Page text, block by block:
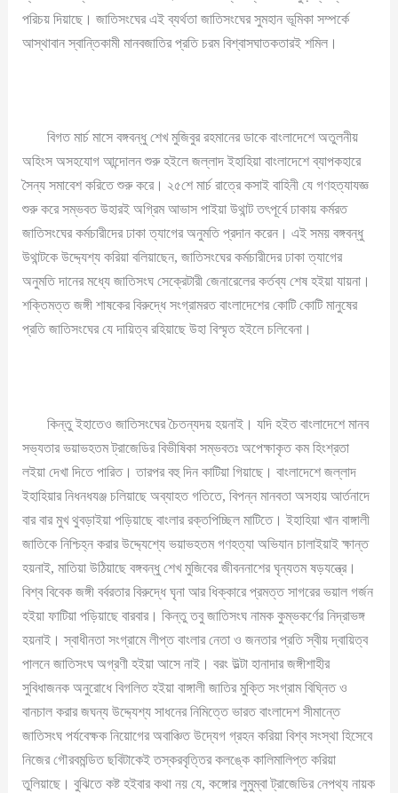
পরিচয় দিয়াছে। জাতিসংঘের এই ব্যর্থতা জাতিসংঘের সুমহান ভূমিকা সম্পর্কে
আস্থাবান স্বান্তিকামী মানবজাতির প্রতি চরম বিশ্বাসঘাতকতারই শমিল।
বিগত মার্চ মাসে বঙ্গবন্ধু শেখ মুজিবুর রহমানের ডাকে বাংলাদেশে অতুলনীয়
অহিংস অসহযোগ আন্দোলন শুরু হইলে জল্লাদ ইহাহিয়া বাংলাদেশে ব্যাপকহারে
সৈন্য সমাবেশ করিতে শুরু করে। ২৫শে মার্চ রাত্রে কসাই বাহিনী যে গণহত্যাযজ্ঞ
শুরু করে সম্ভবত উহারই অগ্রিম আভাস পাইয়া উথান্ট তৎপূর্বে ঢাকায় কর্মরত
জাতিসংঘের কর্মচারীদের ঢাকা ত্যাগের অনুমতি প্রদান করেন। এই সময় বঙ্গবন্ধু
উথান্টকে উদ্দ্যেশ্য করিয়া বলিয়াছেন, জাতিসংঘের কর্মচারীদের ঢাকা ত্যাগের
অনুমতি দানের মধ্যে জাতিসংঘ সেক্রেটারী জেনারেলের কর্তব্য শেষ হইয়া যায়না।
শক্তিমত্ত জঙ্গী শাষকের বিরুদ্ধে সংগ্রামরত বাংলাদেশের কোটি কোটি মানুষের
প্রতি জাতিসংঘের যে দায়িত্ব রহিয়াছে উহা বিস্মৃত হইলে চলিবেনা।
কিন্তু ইহাতেও জাতিসংঘের চৈতন্যদয় হয়নাই। যদি হইত বাংলাদেশে মানব
সভ্যতার ভয়াভহতম ট্রাজেডির বিভীষিকা সম্ভবতঃ অপেক্ষাকৃত কম হিংশ্রতা
লইয়া দেখা দিতে পারিত। তারপর বহু দিন কাটিয়া গিয়াছে। বাংলাদেশে জল্লাদ
ইহাহিয়ার নিধনধযঞ্জ চলিয়াছে অব্যাহত গতিতে, বিপন্ন মানবতা অসহায় আর্তনাদে
বার বার মুখ থুবড়াইয়া পড়িয়াছে বাংলার রক্তপিচ্ছিল মাটিতে। ইহাহিয়া খান বাঙ্গালী
জাতিকে নিশ্চিহ্ন করার উদ্দ্যেশ্যে ভয়াভহতম গণহত্যা অভিযান চালাইয়াই ক্ষান্ত
হয়নাই, মাতিয়া উঠিয়াছে বঙ্গবন্ধু শেখ মুজিবের জীবননাশের ঘৃন্যতম ষড়যন্ত্রে।
বিশ্ব বিবেক জঙ্গী বর্বরতার বিরুদ্ধে ঘৃনা আর ধিক্কারে প্রমত্ত সাগরের ভয়াল গর্জন
হইয়া ফাটিয়া পড়িয়াছে বারবার। কিন্তু তবু জাতিসংঘ নামক কুম্ভকর্ণের নিদ্রাভঙ্গ
হয়নাই। স্বাধীনতা সংগ্রামে লীপ্ত বাংলার নেতা ও জনতার প্রতি স্বীয় দ্বায়িত্ব
পালনে জাতিসংঘ অগ্রণী হইয়া আসে নাই। বরং উল্টা হানাদার জঙ্গীশাহীর
সুবিধাজনক অনুরোধে বিগলিত হইয়া বাঙ্গালী জাতির মুক্তি সংগ্রাম বিঘ্নিত ও
বানচাল করার জঘন্য উদ্দ্যেশ্য সাধনের নিমিত্তে ভারত বাংলাদেশ সীমান্তে
জাতিসংঘ পর্যবেক্ষক নিয়োগের অবাঞ্চিত উদ্যেগ গ্রহন করিয়া বিশ্ব সংস্থা হিসেবে
নিজের গৌরবমন্ডিত ছবিটাকেই তস্করবৃত্তির কলঙ্কে কালিমালিপ্ত করিয়া
তুলিয়াছে। বুঝিতে কষ্ট হইবার কথা নয় যে, কঙ্গোর লুমুম্বা ট্রাজেডির নেপথ্য নায়ক